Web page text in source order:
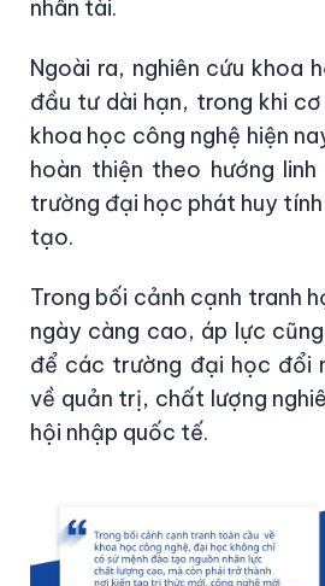
nhân tài.
Ngoài ra, nghiên cứu khoa
đầu tư dài hạn, trong khi
khoa học công nghệ hiện
hoàn thiện theo hướng
trường đại học phát huy
tạo.
Trong bối cảnh cạnh tranh
ngày càng cao, áp lực
để các trường đại học đổi
về quản trị, chất lượng
hội nhập quốc tế.